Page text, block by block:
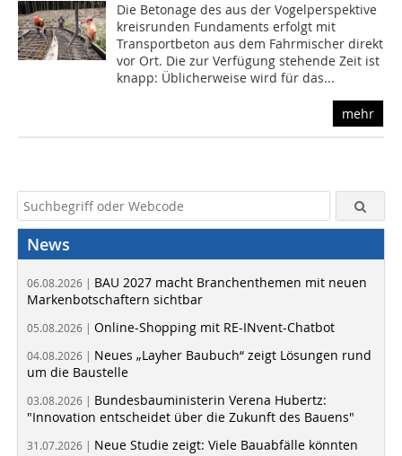
Die Betonage des aus der Vogelperspektive
kreisrunden Fundaments erfolgt mit
Transportbeton aus dem Fahrmischer direkt
vor Ort. Die zur Verfügung stehende Zeit ist
knapp: Üblicherweise wird für das...
mehr
News
06.08.2026 | BAU 2027 macht Branchenthemen mit neuen
Markenbotschaftern sichtbar
05.08.2026 | Online-Shopping mit RE-INvent-Chatbot
04.08.2026 | Neues „Layher Baubuch“ zeigt Lösungen rund
um die Baustelle
03.08.2026 | Bundesbauministerin Verena Hubertz:
"Innovation entscheidet über die Zukunft des Bauens"
31.07.2026 | Neue Studie zeigt: Viele Bauabfälle könnten